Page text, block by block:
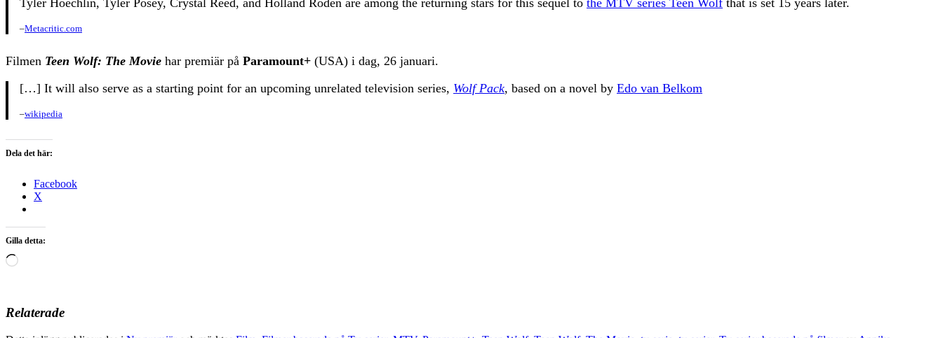
–Metacritic.com
Filmen Teen Wolf: The Movie har premiär på Paramount+ (USA) i dag, 26 januari.
[…] It will also serve as a starting point for an upcoming unrelated television series, Wolf Pack, based on a novel by Edo van Belkom
–wikipedia
Dela det här:
Facebook
X
Gilla detta:
Laddar
Relaterade